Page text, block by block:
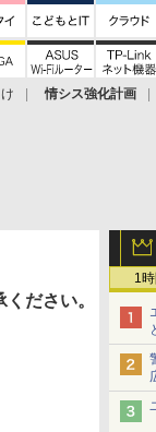
情シス強化計画
1
ださい。